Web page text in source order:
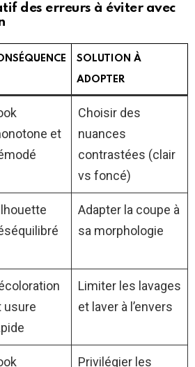
des erreurs à éviter avec
SOLUTION À
ADOPTER
et
Choisir des
nuances
contrastées (clair
vs foncé)
Adapter la coupe à
sa morphologie
usure
Limiter les lavages
et laver à l’envers
Privilégier les